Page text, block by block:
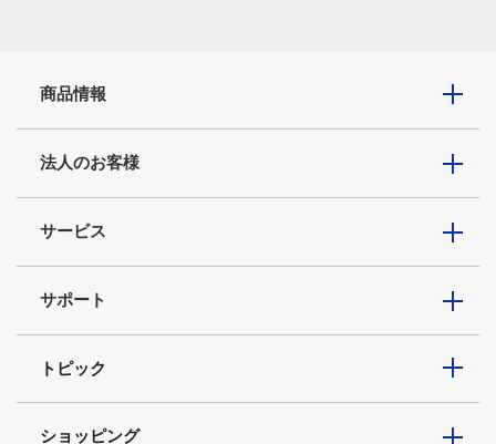
商品情報
法人のお客様
サービス
サポート
トピック
ショッピング